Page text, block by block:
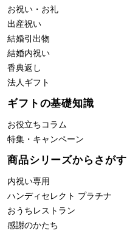
お祝い・お礼
出産祝い
結婚引出物
結婚内祝い
香典返し
法人ギフト
ギフトの基礎知識
お役立ちコラム
特集・キャンペーン
商品シリーズからさがす
内祝い専用
ハンディセレクト プラチナ
おうちレストラン
感謝のかたち